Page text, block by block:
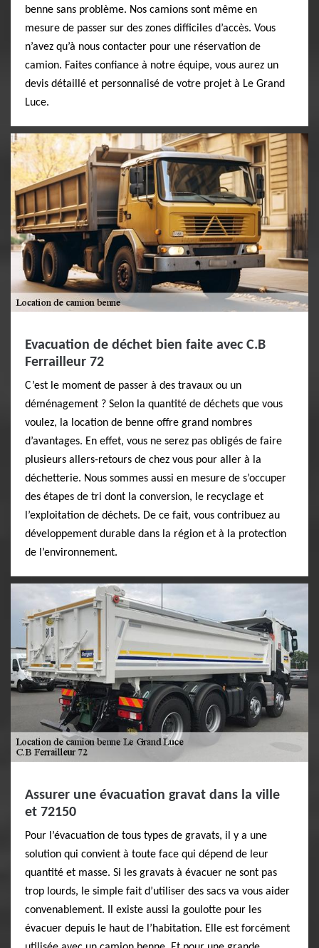
benne sans problème. Nos camions sont même en
mesure de passer sur des zones difficiles d’accès. Vous
n’avez qu’à nous contacter pour une réservation de
camion. Faites confiance à notre équipe, vous aurez un
devis détaillé et personnalisé de votre projet à Le Grand
Luce.
Evacuation de déchet bien faite avec C.B
Ferrailleur 72
C’est le moment de passer à des travaux ou un
déménagement ? Selon la quantité de déchets que vous
voulez, la location de benne offre grand nombres
d’avantages. En effet, vous ne serez pas obligés de faire
plusieurs allers-retours de chez vous pour aller à la
déchetterie. Nous sommes aussi en mesure de s’occuper
des étapes de tri dont la conversion, le recyclage et
l’exploitation de déchets. De ce fait, vous contribuez au
développement durable dans la région et à la protection
de l’environnement.
Assurer une évacuation gravat dans la ville
et 72150
Pour l’évacuation de tous types de gravats, il y a une
solution qui convient à toute face qui dépend de leur
quantité et masse. Si les gravats à évacuer ne sont pas
trop lourds, le simple fait d’utiliser des sacs va vous aider
convenablement. Il existe aussi la goulotte pour les
évacuer depuis le haut de l’habitation. Elle est forcément